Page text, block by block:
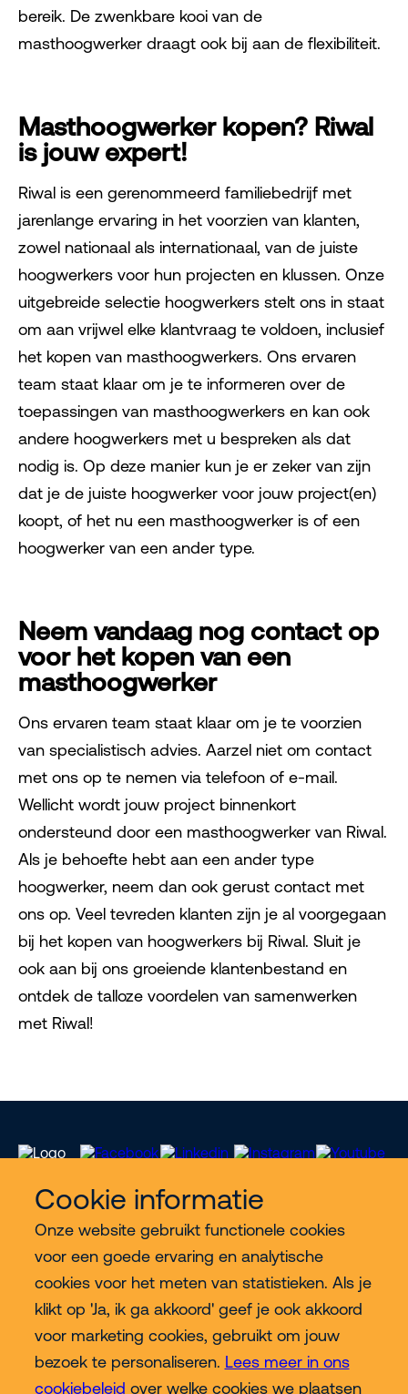
Cookie informatie
Onze website gebruikt functionele cookies
voor een goede ervaring en analytische
cookies voor het meten van statistieken. Als je
klikt op 'Ja, ik ga akkoord' geef je ook akkoord
voor marketing cookies, gebruikt om jouw
bezoek te personaliseren. Lees meer in ons
cookiebeleid over welke cookies we plaatsen
bereik. De zwenkbare kooi van de
masthoogwerker draagt ook bij aan de flexibiliteit.
Masthoogwerker kopen? Riwal
is jouw expert!
Riwal is een gerenommeerd familiebedrijf met
jarenlange ervaring in het voorzien van klanten,
zowel nationaal als internationaal, van de juiste
hoogwerkers voor hun projecten en klussen. Onze
uitgebreide selectie hoogwerkers stelt ons in staat
om aan vrijwel elke klantvraag te voldoen, inclusief
het kopen van masthoogwerkers. Ons ervaren
team staat klaar om je te informeren over de
toepassingen van masthoogwerkers en kan ook
andere hoogwerkers met u bespreken als dat
nodig is. Op deze manier kun je er zeker van zijn
dat je de juiste hoogwerker voor jouw project(en)
koopt, of het nu een masthoogwerker is of een
hoogwerker van een ander type.
Neem vandaag nog contact op
voor het kopen van een
masthoogwerker
Ons ervaren team staat klaar om je te voorzien
van specialistisch advies. Aarzel niet om contact
met ons op te nemen via telefoon of e-mail.
Wellicht wordt jouw project binnenkort
ondersteund door een masthoogwerker van Riwal.
Als je behoefte hebt aan een ander type
hoogwerker, neem dan ook gerust contact met
ons op. Veel tevreden klanten zijn je al voorgegaan
bij het kopen van hoogwerkers bij Riwal. Sluit je
ook aan bij ons groeiende klantenbestand en
ontdek de talloze voordelen van samenwerken
met Riwal!
Meer Riwal
Industries
Contact